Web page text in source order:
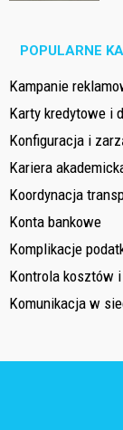
POPULARNE
Kampanie
Karty kredytowe i
Konfiguracja i
Kariera
Koordynacja
Konta bankowe
Komplikacje
Kontrola kosztów
Komunikacja w